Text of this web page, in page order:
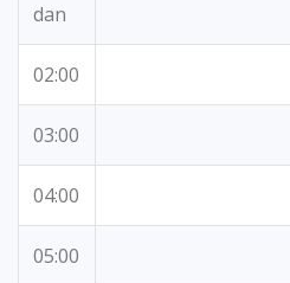
dan
02:00
03:00
04:00
05:00